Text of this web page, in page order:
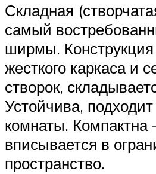
Складная
самый
ширмы. Конструкция
жесткого каркаса и
створок,
Устойчива,
комнаты. Компактна
вписывается в
пространство.